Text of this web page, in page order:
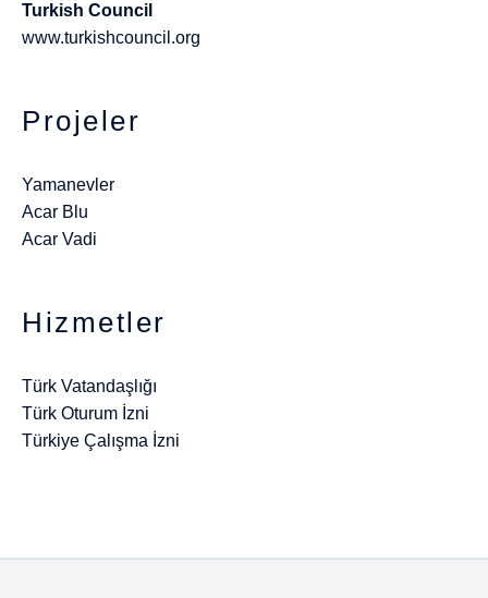
Turkish Council
www.turkishcouncil.org
Projeler
Yamanevler
Acar Blu
Acar Vadi
Hizmetler
Türk Vatandaşlığı
Türk Oturum İzni
Türkiye Çalışma İzni